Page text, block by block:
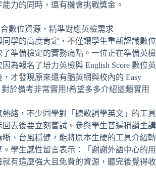
力的同時，還有機會挑戰獎金。
數位資源，精準對應英檢需求
學的高度肯定，不僅讓學生重新認識數位
準備檢定的實務痛點。一位正在準備英檢
為報名了培力英檢與 English Score 數位英
才發現原來還有酷英網與校內的 Easy
於備考非常實用!希望多多介紹這類實用
熱絡，不少同學對「聽歌詞學英文」的工具
去後要立刻嘗試。參與學生普遍稱讚主講
晰、台風穩健，能將原本生硬的工具介紹轉
學生感性留言表示：「謝謝外語中心的用
有這麼強大且免費的資源，聽完後覺得收